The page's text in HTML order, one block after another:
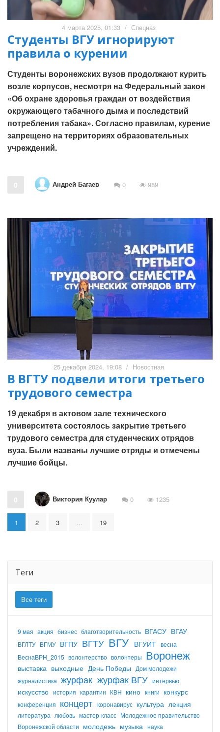
4 марта 2025, 01:33 / Спецназ
Студенты ВГУ игнорируют
правила о курении
Студенты воронежских вузов продолжают курить
возле корпусов, несмотря на Федеральный закон
«Об охране здоровья граждан от воздействия
окружающего табачного дыма и последствий
потребления табака». Согласно правилам, курение
запрещено на территориях образовательных
учреждений.
0 Андрей Багаев 0 989
25 декабря 2024, 19:08 / Новостная
В ВГТУ подвели итоги третьего
трудового семестра
19 декабря в актовом зале технического
университета состоялось закрытие третьего
трудового семестра для студенческих отрядов
вуза. Были названы лучшие отряды и отмечены
лучшие бойцы.
0 Виктория Куулар 0 1235
1 2 3 19
Теги
Все теги
9 мая акция бизнес благотворительность ВГАСУ ВГАУ
ВГЛТУ ВГМУ ВГПУ ВГТУ ВГУ ВГУИТ весна
ВеснаВРН_2015 волонтерство волонтеры Воронеж
выставка выходные День Победы
Дом молодежи
журналистика журфак журфак ВГУ интервью
искусство история карантин КВН кино книги конкурс
конференция концерт коронавирус культура лекция
литература любовь мастер-класс Молодежное правительство
Воронежской области молодежь музыка наука